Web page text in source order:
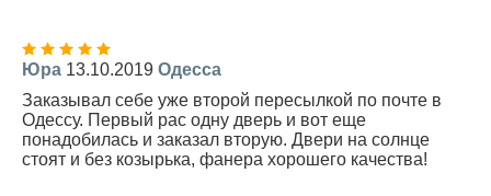
Юра 13.10.2019 Одесса
Заказывал себе уже второй пересылкой по почте в
Одессу. Первый рас одну дверь и вот еще
понадобилась и заказал вторую. Двери на солнце
стоят и без козырька, фанера хорошего качества!